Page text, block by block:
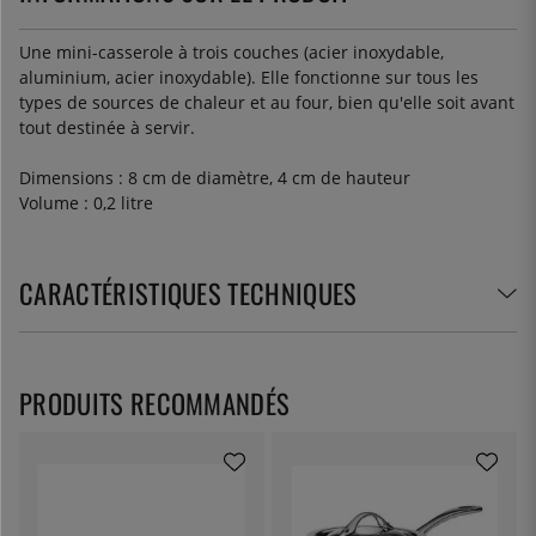
Une mini-casserole à trois couches (acier inoxydable,
aluminium, acier inoxydable). Elle fonctionne sur tous les
types de sources de chaleur et au four, bien qu'elle soit avant
tout destinée à servir.
Dimensions : 8 cm de diamètre, 4 cm de hauteur
Volume : 0,2 litre
CARACTÉRISTIQUES TECHNIQUES
PRODUITS RECOMMANDÉS